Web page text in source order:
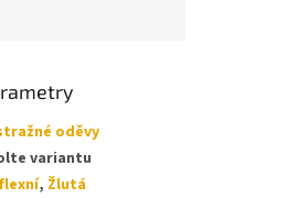
oděvy
variantu
, Žlutá